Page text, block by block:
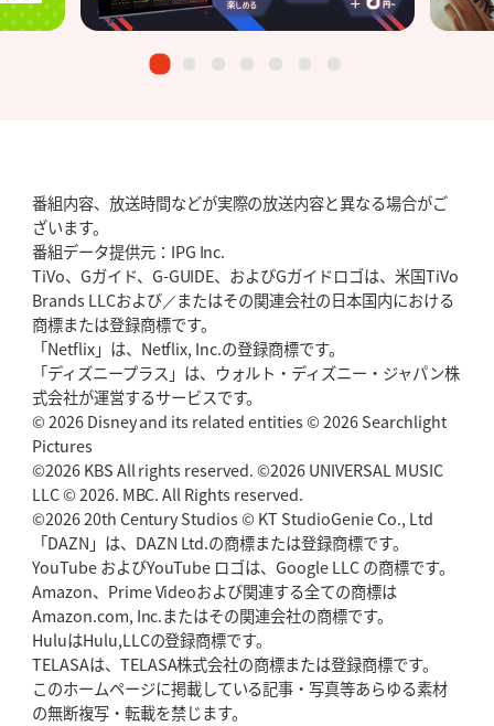
番組内容、放送時間などが実際の放送内容と異なる場合がご
ざいます。
番組データ提供元：IPG Inc.
TiVo、Gガイド、G-GUIDE、およびGガイドロゴは、米国TiVo
Brands LLCおよび／またはその関連会社の日本国内における
商標または登録商標です。
「Netflix」は、Netflix, Inc.の登録商標です。
「ディズニープラス」は、ウォルト・ディズニー・ジャパン株
式会社が運営するサービスです。
© 2026 Disney and its related entities © 2026 Searchlight
Pictures
©2026 KBS All rights reserved. ©2026 UNIVERSAL MUSIC
LLC © 2026. MBC. All Rights reserved.
©2026 20th Century Studios © KT StudioGenie Co., Ltd
「DAZN」は、DAZN Ltd.の商標または登録商標です。
YouTube およびYouTube ロゴは、Google LLC の商標です。
Amazon、Prime Videoおよび関連する全ての商標は
Amazon.com, Inc.またはその関連会社の商標です。
HuluはHulu,LLCの登録商標です。
TELASAは、TELASA株式会社の商標または登録商標です。
このホームページに掲載している記事・写真等あらゆる素材
の無断複写・転載を禁じます。